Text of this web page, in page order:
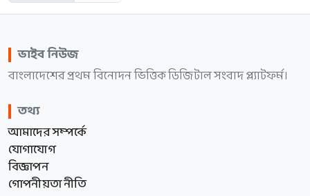
ভাইব নিউজ
বাংলাদেশের প্রথম বিনোদন ভিত্তিক ডিজিটাল সংবাদ প্ল্যাটফর্ম।
তথ্য
আমাদের সম্পর্কে
যোগাযোগ
বিজ্ঞাপন
গোপনীয়তা নীতি